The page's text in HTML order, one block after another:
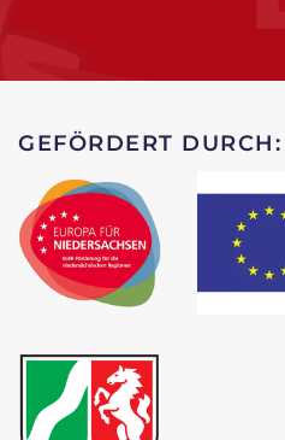
GEFÖRDERT DURCH: